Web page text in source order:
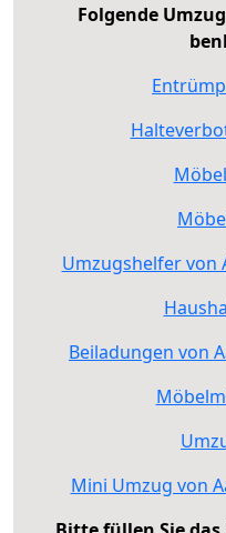
Folgende
Umzugshelfer von
Beiladungen von
Mini Umzug von